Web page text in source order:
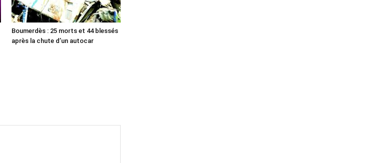
Boumerdès : 25 morts et 44 blessés
après la chute d’un autocar